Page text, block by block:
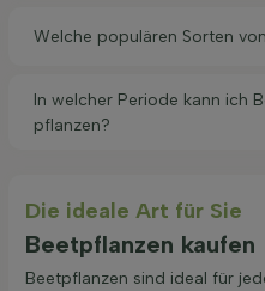
Welche populären Sorten
In welcher Periode kann ich
pflanzen?
Die ideale Art für Sie
Beetpflanzen kaufen
Beetpflanzen sind ideal für